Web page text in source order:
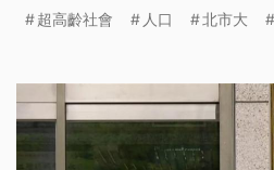
社會」，包括日本、德國、
加等共同挑戰。
超高齡社會 人口 北市大